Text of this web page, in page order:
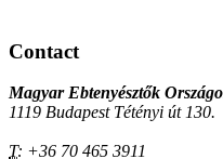
Contact
Magyar Ebtenyésztők
1119 Budapest Tétényi út 130.
T: +36 70 465 3911